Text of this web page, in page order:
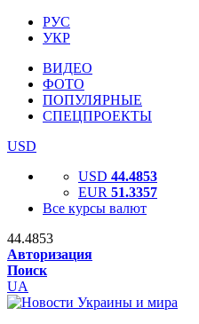
РУС
УКР
ВИДЕО
ФОТО
ПОПУЛЯРНЫЕ
СПЕЦПРОЕКТЫ
USD
USD 44.4853
EUR 51.3357
Все курсы валют
44.4853
Авторизация
Поиск
UA